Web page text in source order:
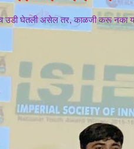
उडी घेतली असेल तर, काळजी करू नका